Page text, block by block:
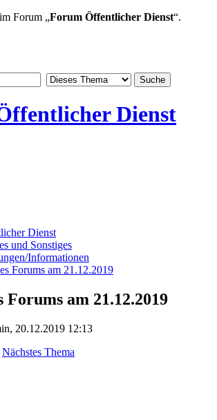
Forum „Forum Öffentlicher Dienst“.
Dienst
und Sonstiges
Informationen
Forums am 21.12.2019
Forums am 21.12.2019
20.12.2019 12:13
Nächstes Thema